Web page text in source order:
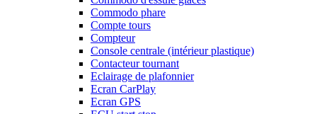
Commodo phare
Compte tours
Compteur
Console centrale (intérieur plastique)
Contacteur tournant
Eclairage de plafonnier
Ecran CarPlay
Ecran GPS